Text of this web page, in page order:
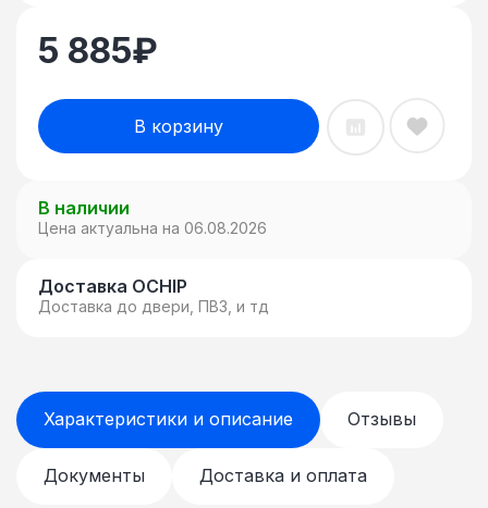
5 885₽
В корзину
В наличии
Цена актуальна на 06.08.2026
Доставка OCHIP
Доставка до двери, ПВЗ, и тд
Характеристики и описание Отзывы
Документы Доставка и оплата